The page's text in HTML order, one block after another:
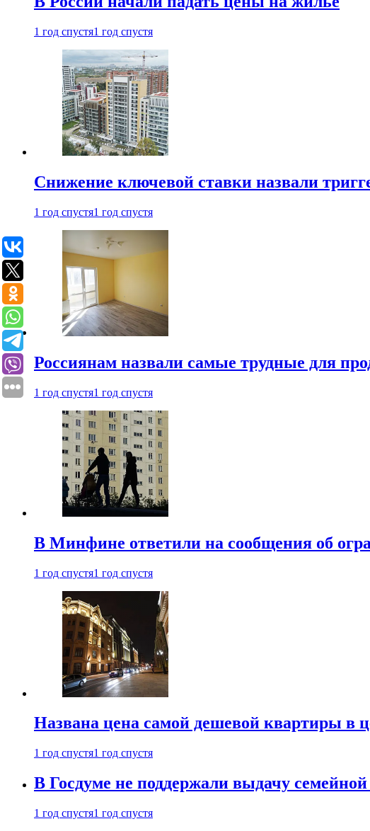
1 год спустя1 год спустя
Снижение ключевой ставки назвали
1 год спустя1 год спустя
Россиянам назвали самые трудные для
1 год спустя1 год спустя
В Минфине ответили на сообщения об
1 год спустя1 год спустя
Названа цена самой дешевой квартиры в
1 год спустя1 год спустя
В Госдуме не поддержали выдачу
1 год спустя1 год спустя